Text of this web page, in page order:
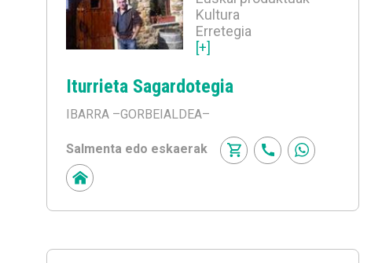
Kultura
Erretegia
[+]
Iturrieta Sagardotegia
IBARRA –GORBEIALDEA–
Salmenta edo eskaerak